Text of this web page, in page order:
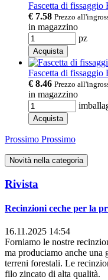
Fascetta di fissaggio
€ 7.58 Prezzo
in magazzino
pz
Acquista
Fascetta di fissaggio
€ 8.46 Prezzo
in magazzino
Acquista
Prossimo Prossimo
Novità nella categoria
Rivista
Recinzioni ceche per la
16.11.2025 14:54
Forniamo le nostre
ma produciamo anche una
terreni forestali. Le
filo zincato di alta qualità.